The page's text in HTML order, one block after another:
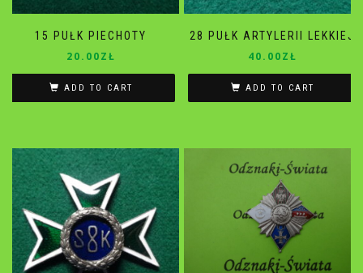
15 PUŁK PIECHOTY
20.00ZŁ
ADD TO CART
28 PUŁK ARTYLERII LEKKIEJ
40.00ZŁ
ADD TO CART